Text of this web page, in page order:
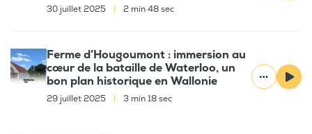
30 juillet 2025 2 min 48 sec
Ferme d’Hougoumont : immersion au
cœur de la bataille de Waterloo, un
bon plan historique en Wallonie
29 juillet 2025 3 min 18 sec